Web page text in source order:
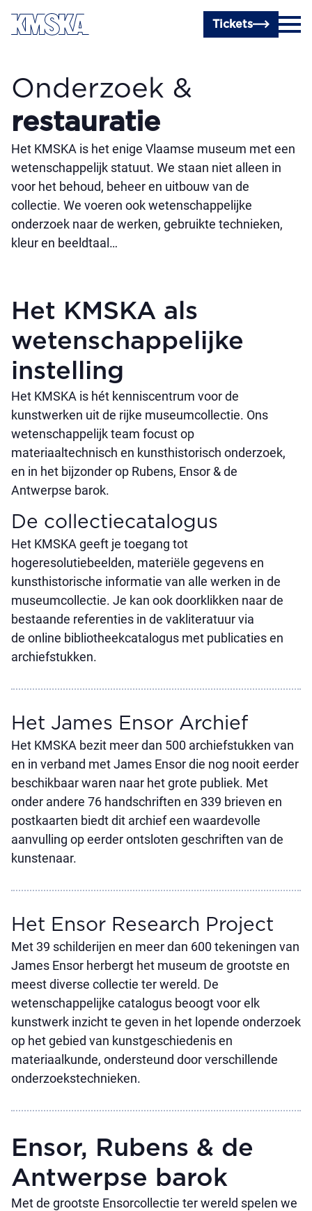
Ga naar hoofdinhoud
Tickets
Onderzoek &
restauratie
Het KMSKA is het enige Vlaamse museum met een
wetenschappelijk statuut. We staan niet alleen in
voor het behoud, beheer en uitbouw van de
collectie. We voeren ook wetenschappelijke
onderzoek naar de werken, gebruikte technieken,
kleur en beeldtaal…
Het KMSKA als
wetenschappelijke
instelling
Het KMSKA is hét kenniscentrum voor de
kunstwerken uit de rijke museumcollectie. Ons
wetenschappelijk team focust op
materiaaltechnisch en kunsthistorisch onderzoek,
en in het bijzonder op Rubens, Ensor & de
Antwerpse barok.
De collectie­catalogus
Het KMSKA geeft je toegang tot
hogeresolutiebeelden, materiële gegevens en
kunsthistorische informatie van alle werken in de
museumcollectie. Je kan ook doorklikken naar de
bestaande referenties in de vakliteratuur via
de online bibliotheekcatalogus met publicaties en
archiefstukken.
Het James Ensor Archief
Het KMSKA bezit meer dan 500 archiefstukken van
en in verband met James Ensor die nog nooit eerder
beschikbaar waren naar het grote publiek. Met
onder andere 76 handschriften en 339 brieven en
postkaarten biedt dit archief een waardevolle
aanvulling op eerder ontsloten geschriften van de
kunstenaar.
Het Ensor Research Project
Met 39 schilderijen en meer dan 600 tekeningen van
James Ensor herbergt het museum de grootste en
meest diverse collectie ter wereld. De
wetenschappelijke catalogus beoogt voor elk
kunstwerk inzicht te geven in het lopende onderzoek
op het gebied van kunstgeschiedenis en
materiaalkunde, ondersteund door verschillende
onderzoekstechnieken.
Ensor, Rubens & de
Antwerpse barok
Met de grootste Ensorcollectie ter wereld spelen we